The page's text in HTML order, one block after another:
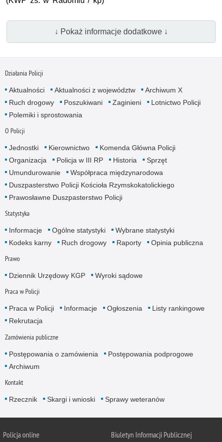
↓ Pokaż informacje dodatkowe ↓
Działania Policji
Aktualności Aktualności z województw
Archiwum X
Ruch drogowy
Poszukiwani Zaginieni
Lotnictwo Policji
Polemiki i sprostowania
O Policji
Jednostki Kierownictwo
Komenda Główna Policji
Organizacja
Policja w III RP Historia
Sprzęt
Umundurowanie
Współpraca międzynarodowa
Duszpasterstwo Policji Kościoła Rzymskokatolickiego
Prawosławne Duszpasterstwo Policji
Statystyka
Informacje Ogólne statystyki
Wybrane statystyki
Kodeks karny
Ruch drogowy Raporty Opinia publiczna
Prawo
Dziennik Urzędowy KGP Wyroki sądowe
Praca w Policji
Praca w Policji Informacje Ogłoszenia
Listy rankingowe
Rekrutacja
Zamówienia publiczne
Postępowania o zamówienia
Postępowania podprogowe
Archiwum
Kontakt
Rzecznik Skargi i wnioski Sprawy weteranów
Policjaonline Biuletyn Informacji Publicznej